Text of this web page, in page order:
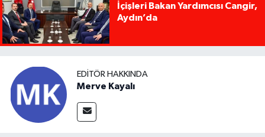
İçişleri Bakan Yardımcısı Cangir,
Aydın’da
EDITÖR HAKKINDA
Merve Kayalı